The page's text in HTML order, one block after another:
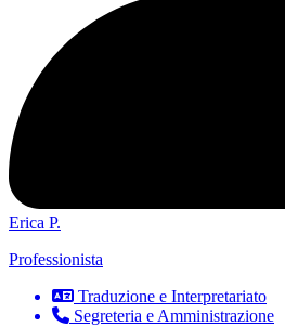
Erica P.
Professionista
Traduzione e Interpretariato
Segreteria e Amministrazione